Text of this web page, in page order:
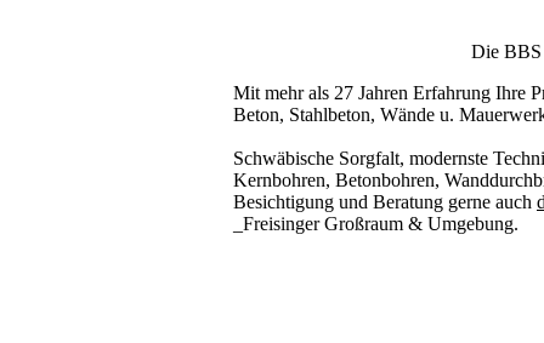
Die
Mit mehr als 27 Jahren Erfahrung Ihre
Beton, Stahlbeton, Wände u.
Schwäbische Sorgfalt, modernste
Kernbohren, Betonbohren,
Besichtigung und Beratung gerne auch
_Freisinger Großraum & Umgebung.